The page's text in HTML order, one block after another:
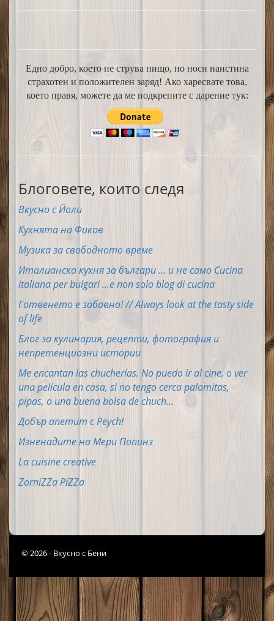
Едно добро, което не струва нищо, но носи наистина
страхотен и положителен заряд! Ако харесвате това,
което правя, можете да ме подкрепите с дарение тук:
Блоговете, които следя
Вкусно с Йоли
Кухнята на Фиков
Музика за свободното време
Италианска кухня за българи ... и не само Cucina
italiana per bulgari ...e non solo blog di cucina
Готвенето е забавно! // Always look at the tasty side
of life
Блог за кулинария, рецепти, фотография и
непретенциозни истории
Me encantan las chucherías. No puedo ir al cine, o ver
una película en casa, si no tengo cerca palomitas,
pipas, o una buena bolsa de chuch...
Добър апетит с Peych!
Изненадите на Мери Попинз
La cuisine creative
ZorniZZa PiZZa
© 2026 - Вкусно с Бени